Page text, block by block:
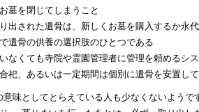
墓を閉じてしまうこと
出された遺骨は、新しくお墓を購入するか永
遺骨の供養の選択肢のひとつである
なくても寺院や霊園管理者に管理を頼めるシ
祀、あるいは一定期間は個別に遺骨を安置し
味としてとらえている人も少なくないよう